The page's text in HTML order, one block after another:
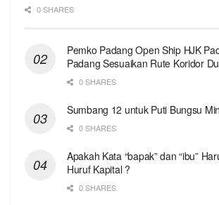
0 SHARES
Pemko Padang Open Ship HJK
Padang Sesuaikan Rute Koridor
0 SHARES
Sumbang 12 untuk Puti Bungsu
0 SHARES
Apakah Kata “bapak” dan “ibu”
Huruf Kapital ?
0 SHARES